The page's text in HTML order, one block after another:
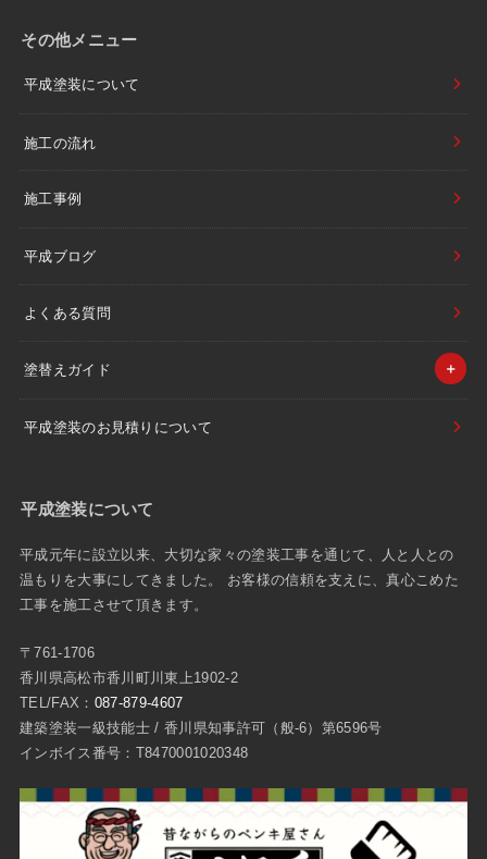
その他メニュー
平成塗装について
施工の流れ
施工事例
平成ブログ
よくある質問
塗替えガイド
平成塗装のお見積りについて
平成塗装について
平成元年に設立以来、大切な家々の塗装工事を通じて、人と人との
温もりを大事にしてきました。 お客様の信頼を支えに、真心こめた
工事を施工させて頂きます。
〒761-1706
香川県高松市香川町川東上1902-2
TEL/FAX： 087-879-4607
建築塗装一級技能士 / 香川県知事許可（般-6）第6596号
インボイス番号：T8470001020348